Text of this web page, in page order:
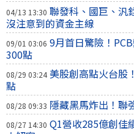
04/13 13:30 聯發科、國巨、
沒注意到的資金主線
09/01 03:06 9月首日驚險！
300點
08/29 03:24 美股創高點火台股
點
08/28 09:33 隱藏黑馬炸出！聯
08/27 14:30 Q1營收285億創佳